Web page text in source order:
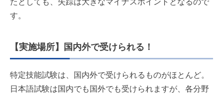
たとしても、失踪は大きなマイナスポイントとなるので
す。
【実施場所】国内外で受けられる！
特定技能試験は、国内外で受けられるものがほとんど。
日本語試験は国内でも国外でも受けられますが、各分野